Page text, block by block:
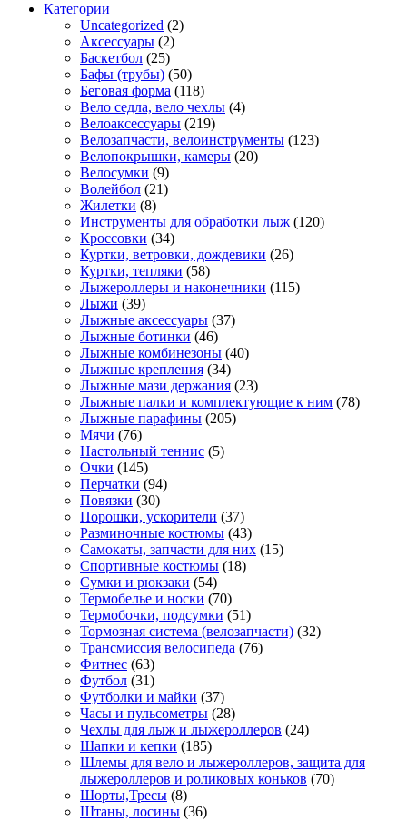
Категории
Uncategorized (2)
Аксессуары (2)
Баскетбол (25)
Бафы (трубы) (50)
Беговая форма (118)
Вело седла, вело чехлы (4)
Велоаксессуары (219)
Велозапчасти, велоинструменты (123)
Велопокрышки, камеры (20)
Велосумки (9)
Волейбол (21)
Жилетки (8)
Инструменты для обработки лыж (120)
Кроссовки (34)
Куртки, ветровки, дождевики (26)
Куртки, тепляки (58)
Лыжероллеры и наконечники (115)
Лыжи (39)
Лыжные аксессуары (37)
Лыжные ботинки (46)
Лыжные комбинезоны (40)
Лыжные крепления (34)
Лыжные мази держания (23)
Лыжные палки и комплектующие к ним (78)
Лыжные парафины (205)
Мячи (76)
Настольный теннис (5)
Очки (145)
Перчатки (94)
Повязки (30)
Порошки, ускорители (37)
Разминочные костюмы (43)
Самокаты, запчасти для них (15)
Спортивные костюмы (18)
Сумки и рюкзаки (54)
Термобелье и носки (70)
Термобочки, подсумки (51)
Тормозная система (велозапчасти) (32)
Трансмиссия велосипеда (76)
Фитнес (63)
Футбол (31)
Футболки и майки (37)
Часы и пульсометры (28)
Чехлы для лыж и лыжероллеров (24)
Шапки и кепки (185)
Шлемы для вело и лыжероллеров, защита для
лыжероллеров и роликовых коньков (70)
Шорты,Тресы (8)
Штаны, лосины (36)